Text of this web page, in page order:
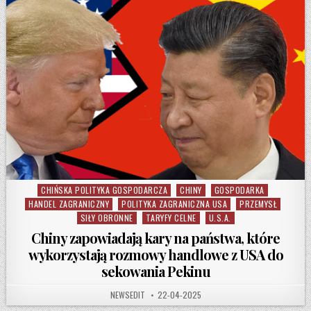
Posted in
CHIŃSKA POLITYKA GOSPODARCZA CHINY
GOSPODARKA
HANDEL ZAGRANICZNY
POLITYKA ZAGRANICZNA USA
PRZEMYSŁ
SIŁY OBRONNE
TARYFY CELNE U.S.A.
Chiny zapowiadają kary na państwa, które
wykorzystają rozmowy handlowe z USA do
sekowania Pekinu
AUTHOR:
NEWSEDIT PUBLISHED DATE:
22-04-2025